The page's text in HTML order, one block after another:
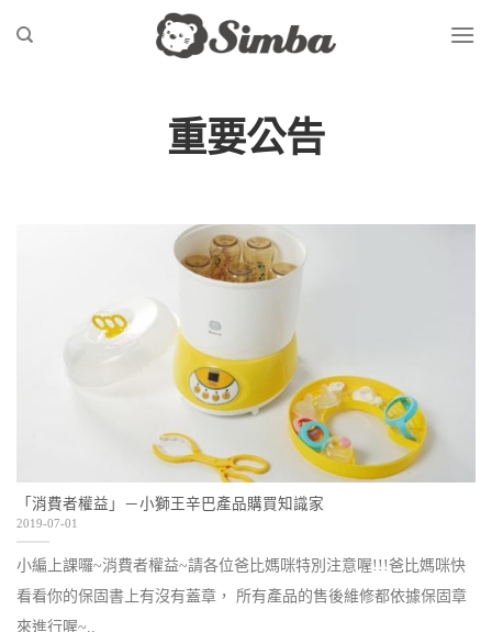
重要公告
「消費者權益」－小獅王辛巴產品購買知識家
2019-07-01
小編上課囉~消費者權益~請各位爸比媽咪特別注意喔!!!爸比媽咪快
看看你的保固書上有沒有蓋章， 所有產品的售後維修都依據保固章
來進行喔~..